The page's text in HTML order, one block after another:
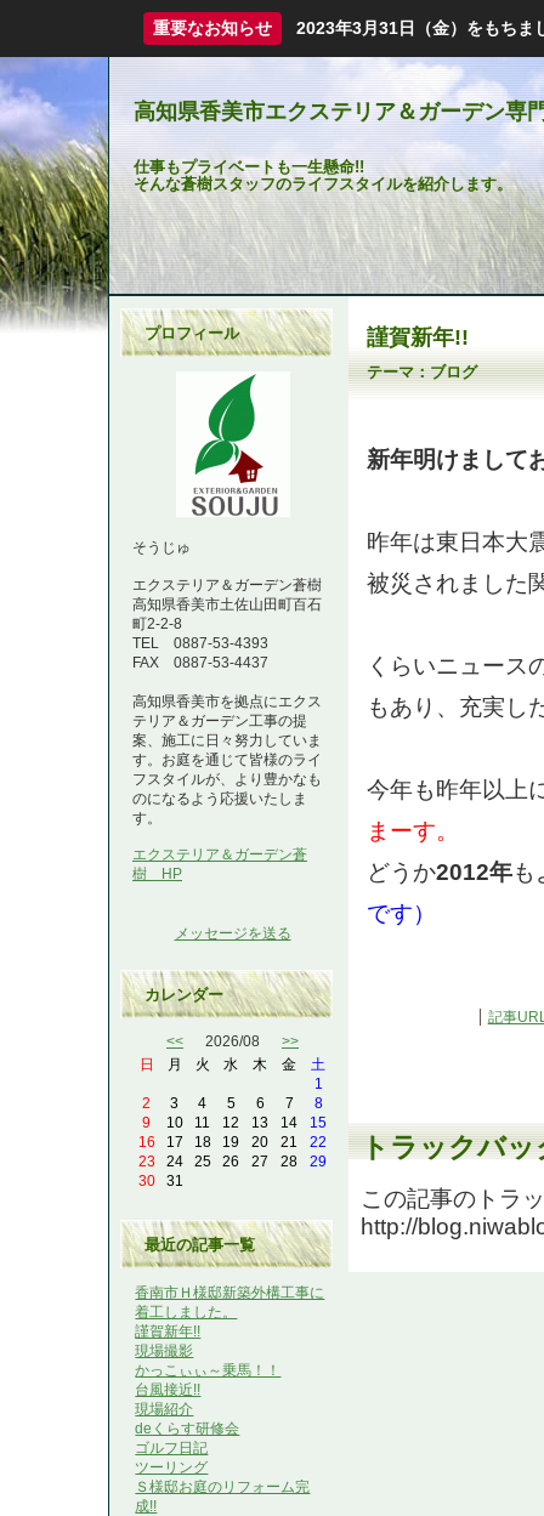
重要なお知らせ 2023年3月31日（金）をもちま
高知県香美市エクステリア＆ガーデン専
仕事もプライベートも一生懸命!!
そんな蒼樹スタッフのライフスタイルを紹介します。
謹賀新年!!
テーマ：ブログ
新年明けまして
昨年は東日本大
被災されました
くらいニュース
もあり、充実し
今年も昨年以上
まーす。
どうか2012年も
です）
記事
トラックバッ
この記事のトラ
http://
プロフィール
そうじゅ
エクステリア＆ガーデン蒼樹
高知県香美市土佐山田町百石
町2-2-8
TEL 0887-53-4393
FAX 0887-53-4437
高知県香美市を拠点にエクス
テリア＆ガーデン工事の提
案、施工に日々努力していま
す。お庭を通じて皆様のライ
フスタイルが、より豊かなも
のになるよう応援いたしま
す。
エクステリア＆ガーデン蒼
樹 HP
メッセージを送る
カレンダー
<< 2026/08 >>
日
月 火 水 木 金
土
1
2
3 4 5 6 7
8
9
10 11 12 13 14
15
16
17 18 19 20 21
22
23
24 25 26 27 28
29
30
31
最近の記事一覧
香南市Ｈ様邸新築外構工事に
着工しました。
謹賀新年!!
現場撮影
かっこぃぃ～乗馬！！
台風接近!!
現場紹介
deくらす研修会
ゴルフ日記
ツーリング
Ｓ様邸お庭のリフォーム完
成!!